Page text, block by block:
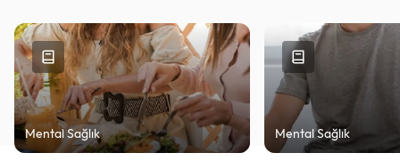
Mental Sağlık Mental Sağlık